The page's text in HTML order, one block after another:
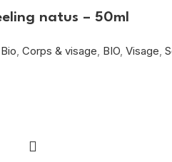
natus – 50ml
, Corps & visage, BIO, Visage,